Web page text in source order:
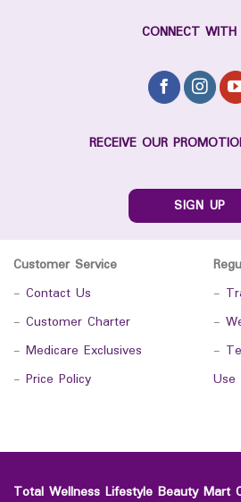
CONNECT
RECEIVE OUR
SIGN UP
Customer Service
- Contact Us
- Customer Charter
- Medicare Exclusives
- Price Policy
-
-
-
Use
Total Wellness Lifestyle Beauty Mart